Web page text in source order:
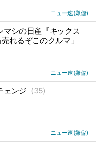
ニュー速(嫌儲)
マシの日産『キックス
れるぞこのクルマ」
ニュー速(嫌儲)
ェンジ (35)
ニュー速(嫌儲)